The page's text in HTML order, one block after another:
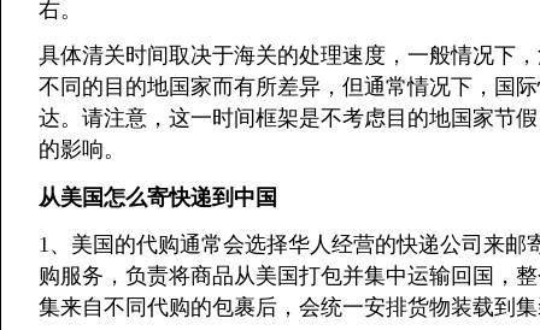
右。
具体清关时间取决于海关的处理速度，一般情况下
不同的目的地国家而有所差异，但通常情况下，国
达。请注意，这一时间框架是不考虑目的地国家节
的影响。
从美国怎么寄快递到中国
1、美国的代购通常会选择华人经营的快递公司来
购服务，负责将商品从美国打包并集中运输回国，
集来自不同代购的包裹后，会统一安排货物装载到